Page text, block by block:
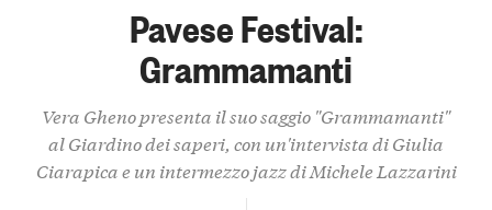
Pavese Festival:
Grammamanti
Vera Gheno presenta il suo saggio "Grammamanti"
al Giardino dei saperi, con un'intervista di Giulia
Ciarapica e un intermezzo jazz di Michele Lazzarini